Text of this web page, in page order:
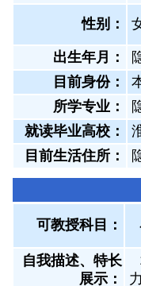
性别：
出生年月：
目前身份：
所学专业：
就读毕业高校：
目前生活住所：
可教授科目：
自我描述、特长
展示 ：